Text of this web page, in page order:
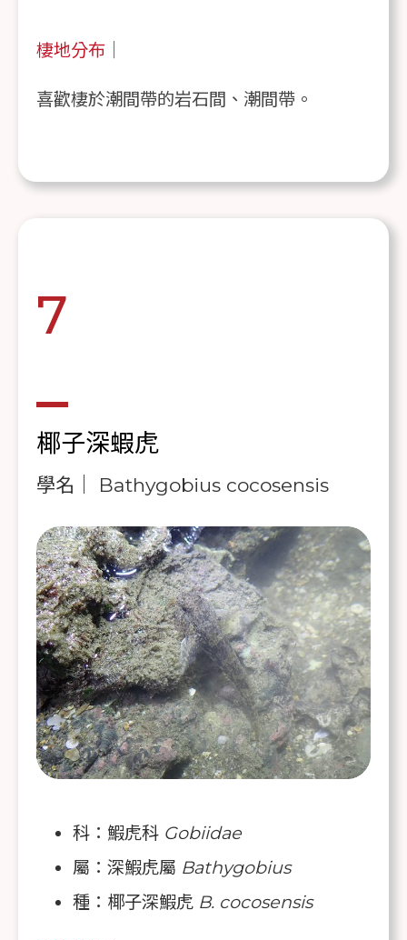
棲地分布｜
喜歡棲於潮間帶的岩石間、潮間帶。
7
椰子深蝦虎
學名｜ Bathygobius cocosensis
科：鰕虎科 Gobiidae
屬：深鰕虎屬 Bathygobius
種：椰子深鰕虎 B. cocosensis